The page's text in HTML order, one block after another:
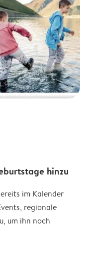
hinzu
im Kalender
regionale
um ihn noch